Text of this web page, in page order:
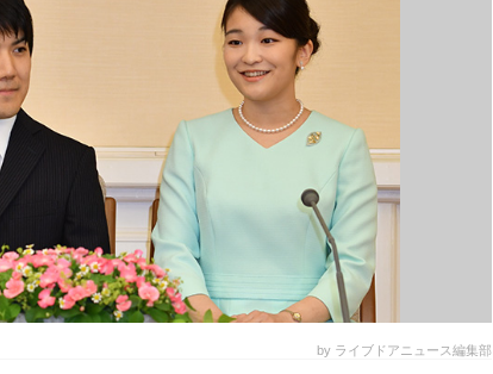
by ライブドアニュース編集部